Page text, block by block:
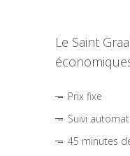
Le Saint
Prix fixe
Suivi
45 minutes